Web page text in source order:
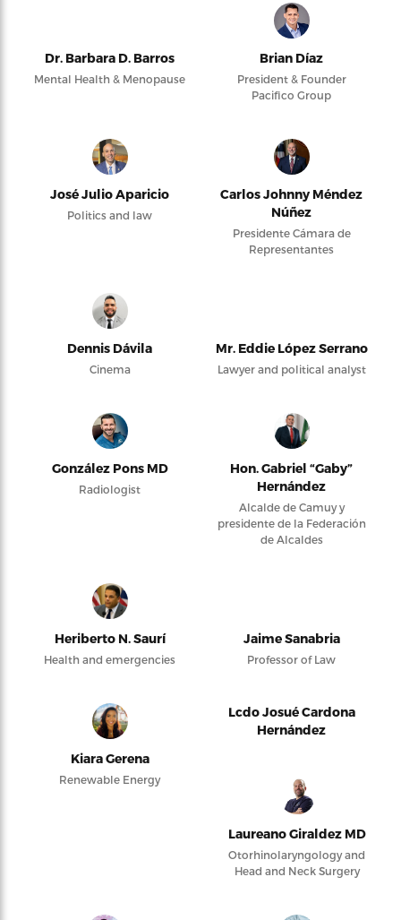
Dr. Barbara D. Barros
Mental Health & Menopause
Brian Díaz
President & Founder
Pacifico Group
José Julio Aparicio
Politics and law
Carlos Johnny Méndez
Núñez
Presidente Cámara de
Representantes
Dennis Dávila
Cinema
Mr. Eddie López Serrano
Lawyer and political analyst
González Pons MD
Radiologist
Hon. Gabriel “Gaby”
Hernández
Alcalde de Camuy y
presidente de la Federación
de Alcaldes
Heriberto N. Saurí
Health and emergencies
Jaime Sanabria
Professor of Law
Kiara Gerena
Renewable Energy
Lcdo Josué Cardona
Hernández
Laureano Giraldez MD
Otorhinolaryngology and
Head and Neck Surgery